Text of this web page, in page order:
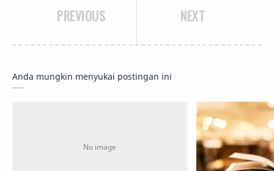
NEXT
PREVIOUS
Anda mungkin menyukai postingan ini